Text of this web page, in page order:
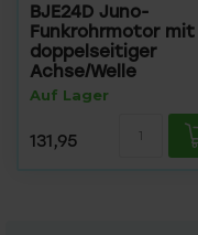
BJE24D Juno-
Funkrohrmotor mit
doppelseitiger
Achse/Welle
Auf Lager
131,95